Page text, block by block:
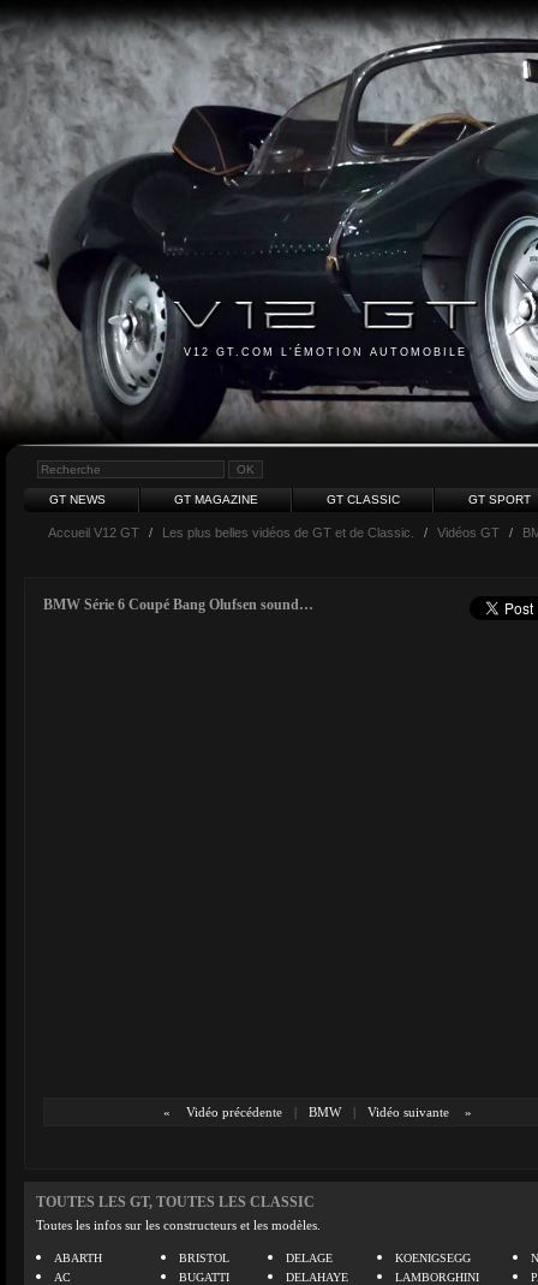
V12 GT.COM L'ÉMOTION AUTOMOBILE
GT NEWS GT MAGAZINE GT CLASSIC GT SPORT
Accueil V12 GT / Les plus belles vidéos de GT et de Classic. / Vidéos GT /
BMW Série 6 Coupé Bang Olufsen sound…
« Vidéo précédente | BMW | Vidéo suivante »
TOUTES LES GT, TOUTES LES CLASSIC
Toutes les infos sur les constructeurs et les modèles.
ABARTH
AC
BRISTOL
BUGATTI
DELAGE
DELAHAYE
KOENIGSEGG
LAMBORGHINI